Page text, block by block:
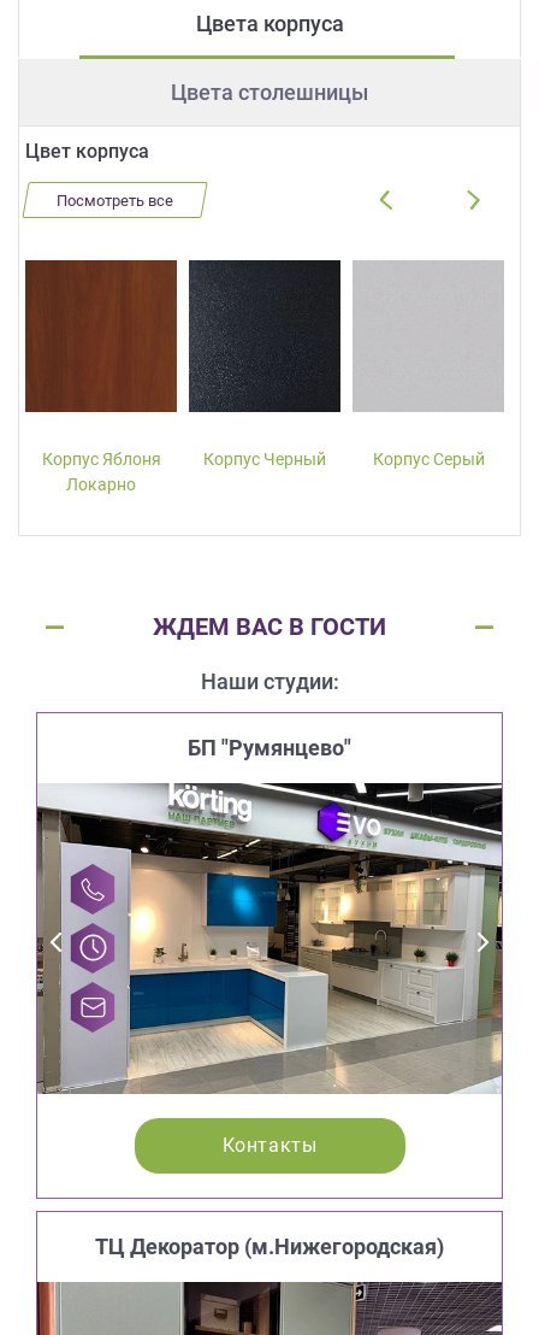
Цвета корпуса
Цвета столешницы
Цвет корпуса
Посмотреть все
Корпус Яблоня
Локарно
Корпус Черный Корпус Серый
ЖДЕМ ВАС В ГОСТИ
Наши студии:
БП "Румянцево"
Контакты
ТЦ Декоратор (м.Нижегородская)